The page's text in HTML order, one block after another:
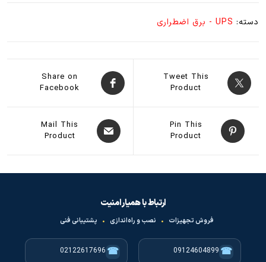
دسته: UPS - برق اضطراری
Tweet This
Product
Share on
Facebook
Pin This
Product
Mail This
Product
ارتباط با همیار امنیت
فروش تجهیزات • نصب و راه‌اندازی • پشتیبانی فنی
☎
09124604899
☎
02122617696